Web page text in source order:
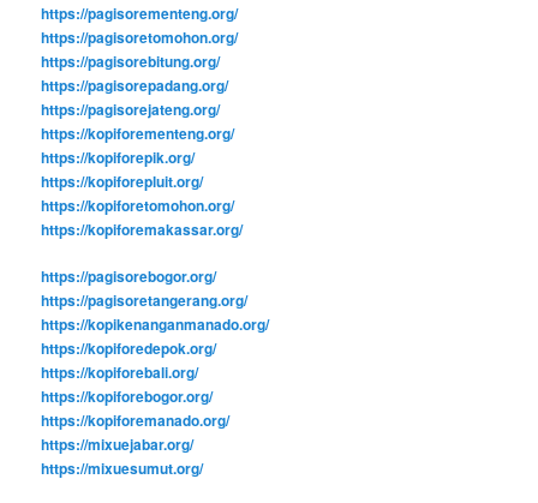
https://pagisorementeng.org/
https://pagisoretomohon.org/
https://pagisorebitung.org/
https://pagisorepadang.org/
https://pagisorejateng.org/
https://kopiforementeng.org/
https://kopiforepik.org/
https://kopiforepluit.org/
https://kopiforetomohon.org/
https://kopiforemakassar.org/
https://pagisorebogor.org/
https://pagisoretangerang.org/
https://kopikenanganmanado.org/
https://kopiforedepok.org/
https://kopiforebali.org/
https://kopiforebogor.org/
https://kopiforemanado.org/
https://mixuejabar.org/
https://mixuesumut.org/